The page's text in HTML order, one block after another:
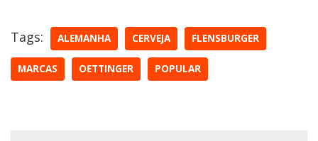
Tags: ALEMANHA CERVEJA FLENSBURGER
MARCAS OETTINGER POPULAR